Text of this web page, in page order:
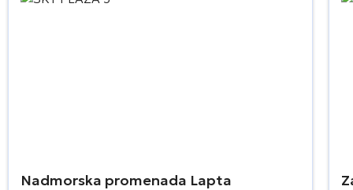
Nadmorska promenada Lapta